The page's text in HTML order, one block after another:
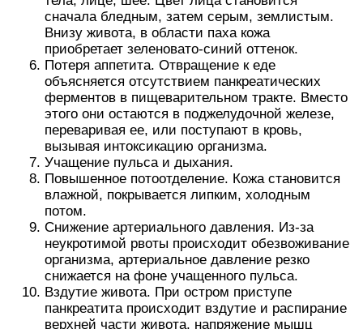
сначала бледным, затем серым, землистым.
Внизу живота, в области паха кожа
приобретает зеленовато-синий оттенок.
Потеря аппетита. Отвращение к еде
объясняется отсутствием панкреатических
ферментов в пищеварительном тракте. Вместо
этого они остаются в поджелудочной железе,
переваривая ее, или поступают в кровь,
вызывая интоксикацию организма.
Учащение пульса и дыхания.
Повышенное потоотделение. Кожа становится
влажной, покрывается липким, холодным
потом.
Снижение артериального давления. Из-за
неукротимой рвоты происходит обезвоживание
организма, артериальное давление резко
снижается на фоне учащенного пульса.
Вздутие живота. При остром приступе
панкреатита происходит вздутие и распирание
верхней части живота, напряжение мышц